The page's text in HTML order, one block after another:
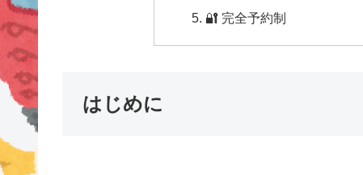
🔐 完全予約制
はじめに